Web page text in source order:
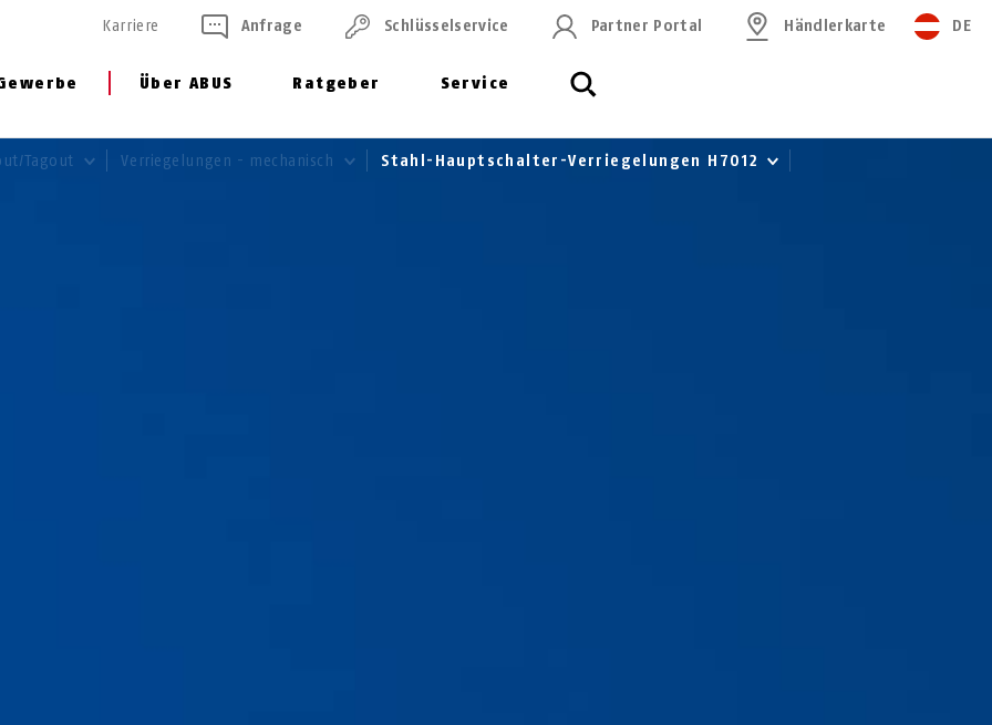
Über ABUS Ratgeber Service
Karriere Anfrage Schlüssel­service Partner Portal Händlerkarte DE
Tagout Verriegelungen - mechanisch Stahl-Hauptschalter-Verriegelungen H7012